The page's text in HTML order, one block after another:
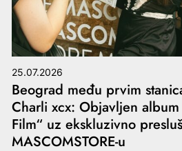
25.07.2026
Beograd među prvim
Charli xcx: Objavljen album
Film“ uz ekskluzivno
MASCOMSTORE-u